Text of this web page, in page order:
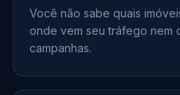
Você não sabe quais
onde vem seu tráfego nem
campanhas.